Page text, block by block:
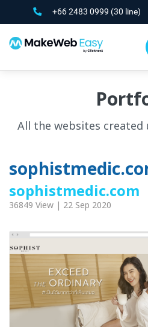
+66 2483 0999 (30 line)
All the websites created
sophistmedic.com
36849 View | 22 Sep 2020